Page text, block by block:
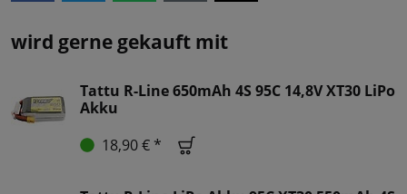
wird gerne gekauft mit
Tattu R-Line 650mAh 4S 95C 14,8V XT30 LiPo
Akku
18,90 € *